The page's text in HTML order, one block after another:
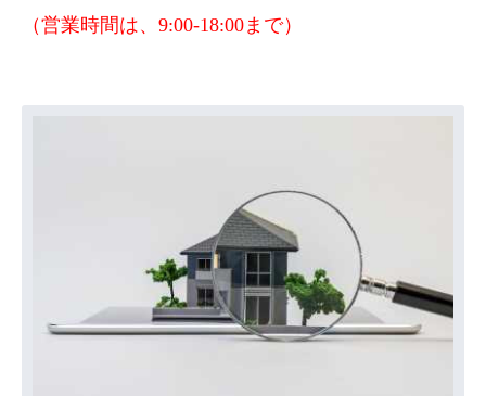
（営業時間は、9:00-18:00まで）